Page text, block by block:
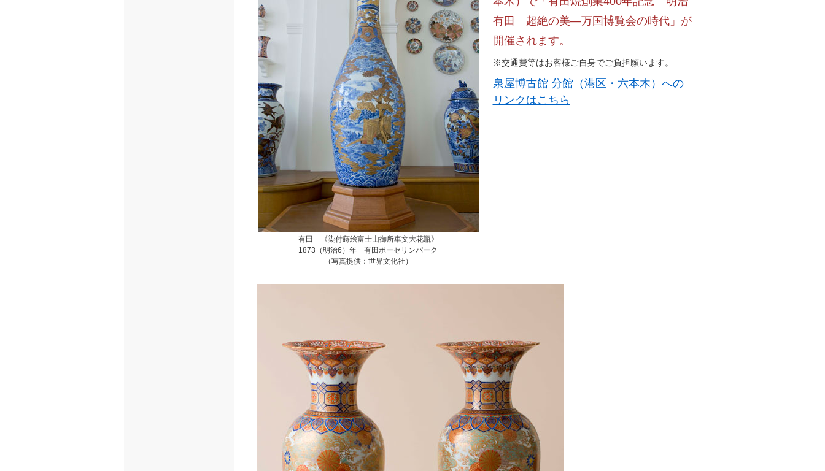
有田 《染付蒔絵富士山御所車文大花瓶》
1873（明治6）年 有田ポーセリンパーク
（写真提供：世界文化社）
有田 超絶の美―万国博覧会の時代」が
開催されます。
※交通費等はお客様ご自身でご負担願います。
泉屋博古館 分館（港区・六本木）への
リンクはこちら